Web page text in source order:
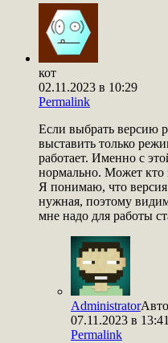
кот
02.11.2023 в 10:29
Permalink
Если выбрать версию
выставить только
работает. Именно с
нормально. Может кто
Я понимаю, что
нужная, поэтому
мне надо для работы
Administrator
07.11.2023 в 13:41
Permalink